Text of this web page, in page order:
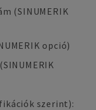
(SINUMERIK
opció)
szerint):